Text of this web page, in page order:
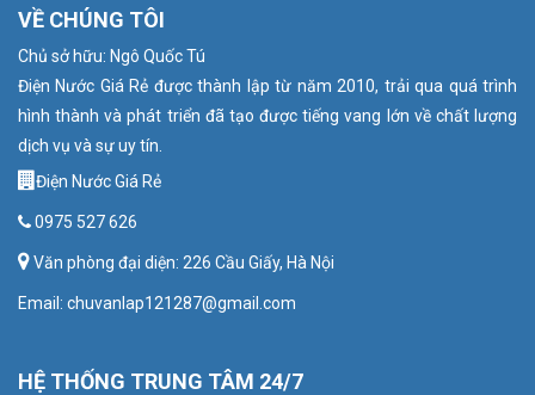
VỀ CHÚNG TÔI
Chủ sở hữu: Ngô Quốc Tú
Điện Nước Giá Rẻ được thành lập từ năm 2010, trải qua quá trình
hình thành và phát triển đã tạo được tiếng vang lớn về chất lượng
dịch vụ và sự uy tín.
Điện Nước Giá Rẻ
0975 527 626
Văn phòng đại diện: 226 Cầu Giấy, Hà Nội
Email: chuvanlap121287@gmail.com
HỆ THỐNG TRUNG TÂM 24/7